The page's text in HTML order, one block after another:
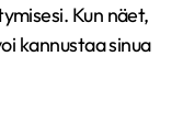
Kun näet,
kannustaa sinua